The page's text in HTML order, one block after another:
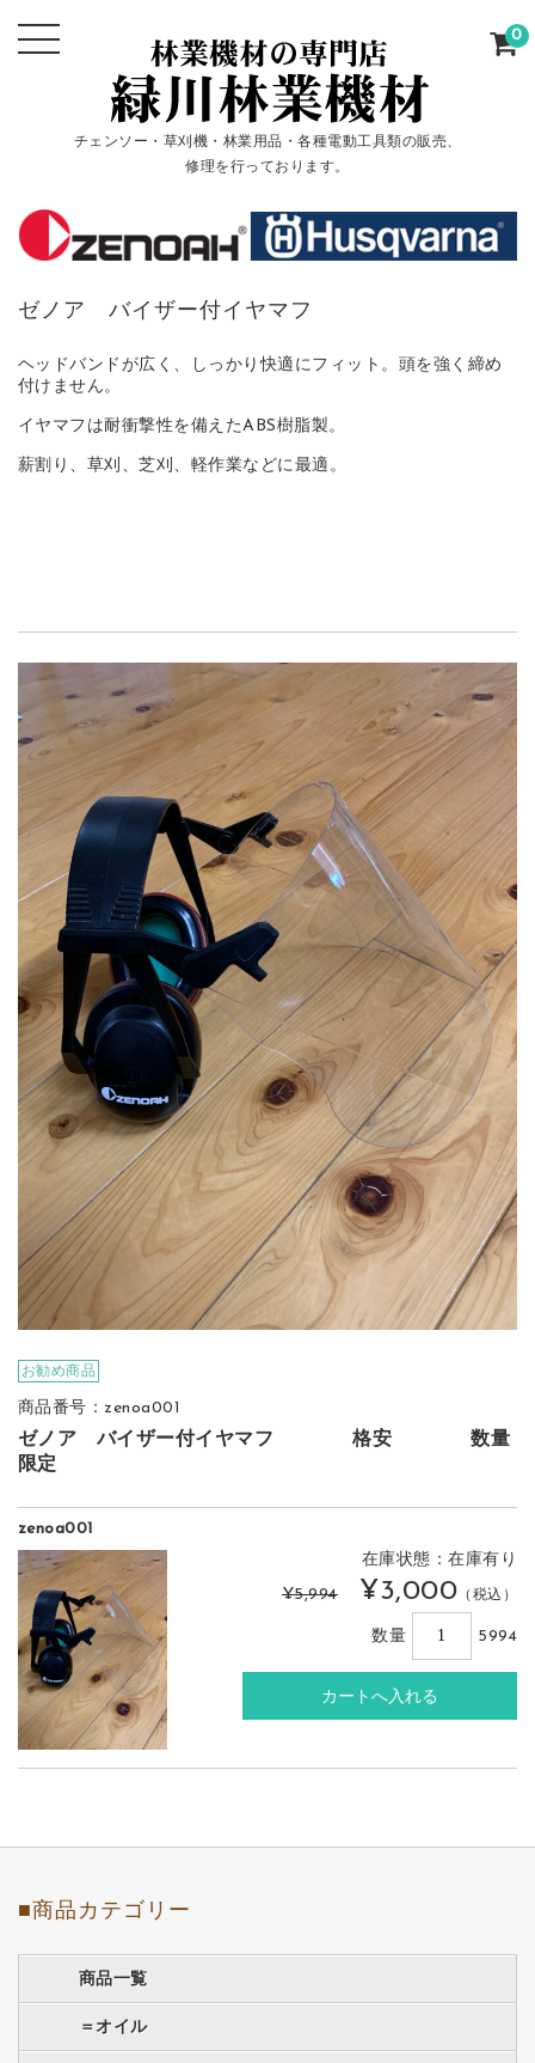
チェンソー・草刈機・林業用品・各種電動工具類の販売、
修理を行っております。
0
ゼノア バイザー付イヤマフ
ヘッドバンドが広く、しっかり快適にフィット。頭を強く締め
付けません。
イヤマフは耐衝撃性を備えたABS樹脂製。
薪割り、草刈、芝刈、軽作業などに最適。
お勧め商品
商品番号：zenoa001
ゼノア バイザー付イヤマフ 格安 数量
限定
zenoa001
在庫状態：在庫有り
¥5,994
¥3,000 （税込）
数量 5994
■商品カテゴリー
商品一覧
＝オイル